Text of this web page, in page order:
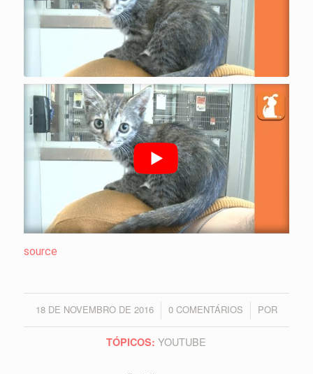
source
18 DE NOVEMBRO DE 2016
/ 0 COMENTÁRIOS
/ POR
TÓPICOS: YOUTUBE